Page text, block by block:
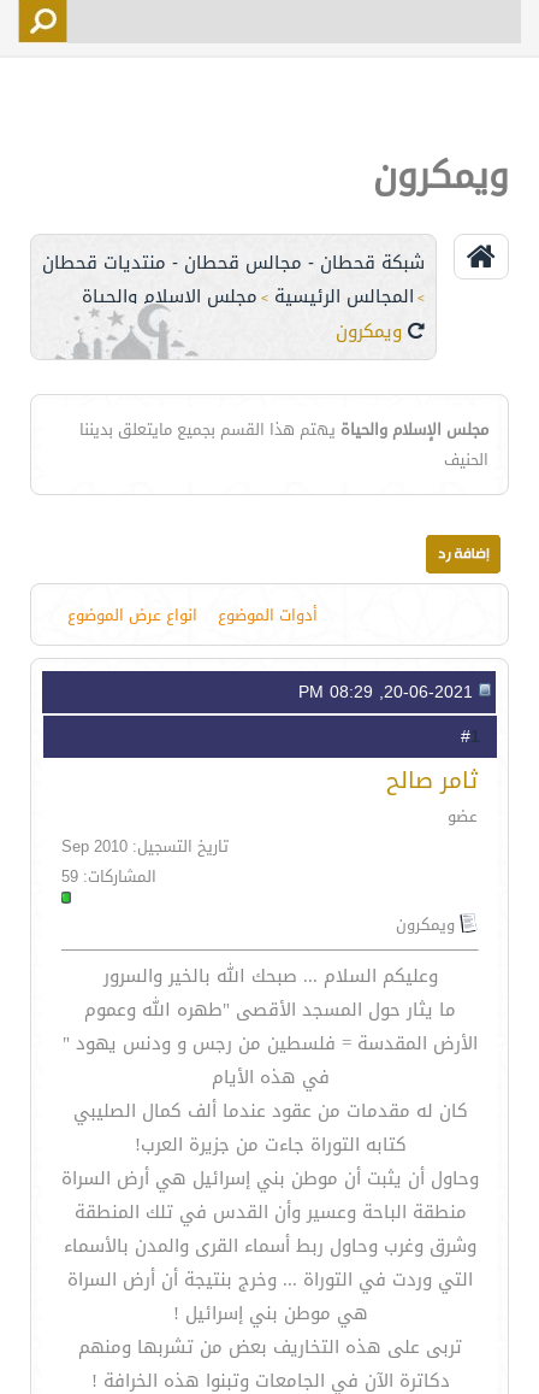
اتصل بنا
ويمكرون
شبكة قحطان - مجالس قحطان - منتديات قحطان
> المجالس الرئيسية > مجلس الإسلام والحياة
ويمكرون
مجلس الإسلام والحياة يهتم هذا القسم بجميع مايتعلق بديننا
الحنيف
أدوات الموضوع انواع عرض الموضوع
1
ثامر صالح
عضو
تاريخ التسجيل: Sep 2010
المشاركات: 59
ويمكرون
وعليكم السلام ... صبحك الله بالخير والسرور
ما يثار حول المسجد الأقصى "طهره الله وعموم
الأرض المقدسة = فلسطين من رجس و ودنس يهود "
في هذه الأيام
كان له مقدمات من عقود عندما ألف كمال الصليبي
كتابه التوراة جاءت من جزيرة العرب!
وحاول أن يثبت أن موطن بني إسرائيل هي أرض السراة
منطقة الباحة وعسير وأن القدس في تلك المنطقة
وشرق وغرب وحاول ربط أسماء القرى والمدن بالأسماء
التي وردت في التوراة ... وخرج بنتيجة أن أرض السراة
هي موطن بني إسرائيل !
تربى على هذه التخاريف بعض من تشربها ومنهم
دكاترة الآن في الجامعات وتبنوا هذه الخرافة !